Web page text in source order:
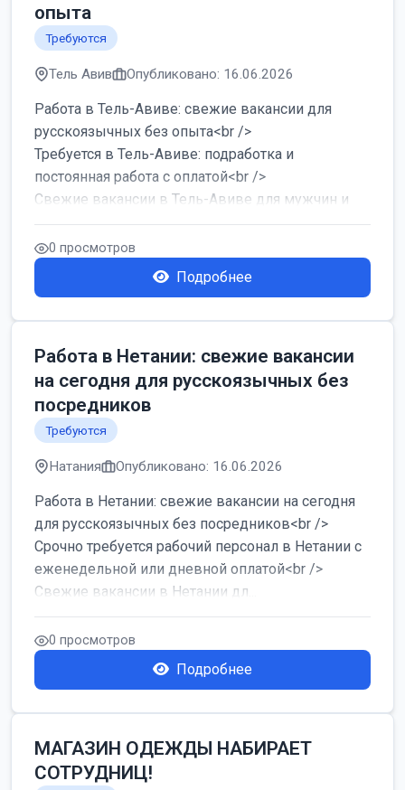
опыта
Требуются
Тель Авив Опубликовано: 16.06.2026
Работа в Тель-Авиве: свежие вакансии для
русскоязычных без опыта<br />
Требуется в Тель-Авиве: подработка и
постоянная работа с оплатой<br />
Свежие вакансии в Тель-Авиве для мужчин и
женщин от хозя...
0 просмотров
Подробнее
Работа в Нетании: свежие вакансии
на сегодня для русскоязычных без
посредников
Требуются
Натания Опубликовано: 16.06.2026
Работа в Нетании: свежие вакансии на сегодня
для русскоязычных без посредников<br />
Срочно требуется рабочий персонал в Нетании с
еженедельной или дневной оплатой<br />
Свежие вакансии в Нетании дл...
0 просмотров
Подробнее
МАГАЗИН ОДЕЖДЫ НАБИРАЕТ
СОТРУДНИЦ!